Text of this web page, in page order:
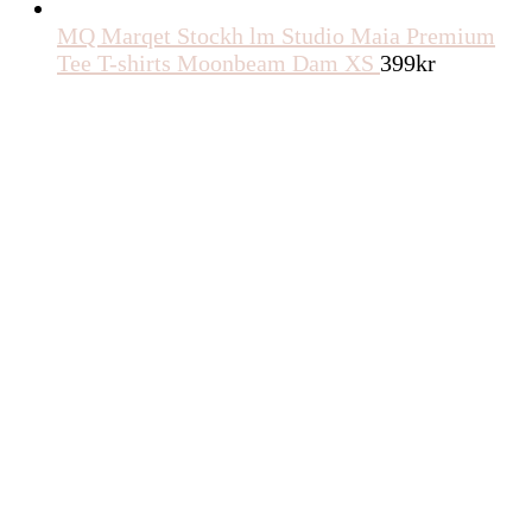
MQ Marqet Stockh lm Studio Maia Premium
Tee T-shirts Moonbeam Dam XS 399kr